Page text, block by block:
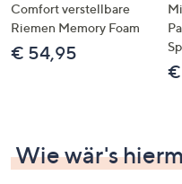
rechts,
um
diese
Comfort verstellbare
Riemen Memory Foam
€ 54,95
Wie wär's